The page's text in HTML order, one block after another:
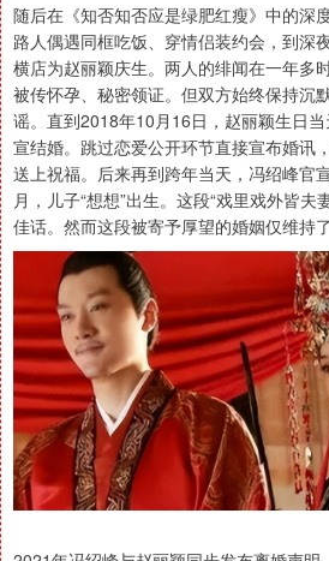
随后在《知否知否应是绿肥红瘦》中的深
路人偶遇同框吃饭、穿情侣装约会，到深
横店为赵丽颖庆生。两人的绯闻在一年多
被传怀孕、秘密领证。但双方始终保持沉
谣。直到2018年10月16日，赵丽颖生日
宣结婚。跳过恋爱公开环节直接宣布婚讯
送上祝福。后来再到跨年当天，冯绍峰官
月，儿子“想想”出生。这段“戏里戏外皆
佳话。然而这段被寄予厚望的婚姻仅维持了